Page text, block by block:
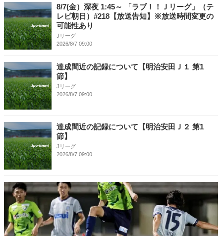
8/7(金）深夜 1:45～ 「ラブ！！Ｊリーグ」（テ
レビ朝日）#218【放送告知】※放送時間変更の
可能性あり
Jリーグ
2026/8/7 09:00
達成間近の記録について【明治安田Ｊ１ 第1
節】
Jリーグ
2026/8/7 09:00
達成間近の記録について【明治安田Ｊ２ 第1
節】
Jリーグ
2026/8/7 09:00